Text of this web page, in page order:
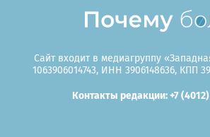
Сайт входит в медиагруппу
1063906014743, ИНН 3906148636, КПП
Контакты редакции: +7 (4012)